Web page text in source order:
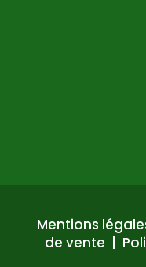
Mentions
de vente |